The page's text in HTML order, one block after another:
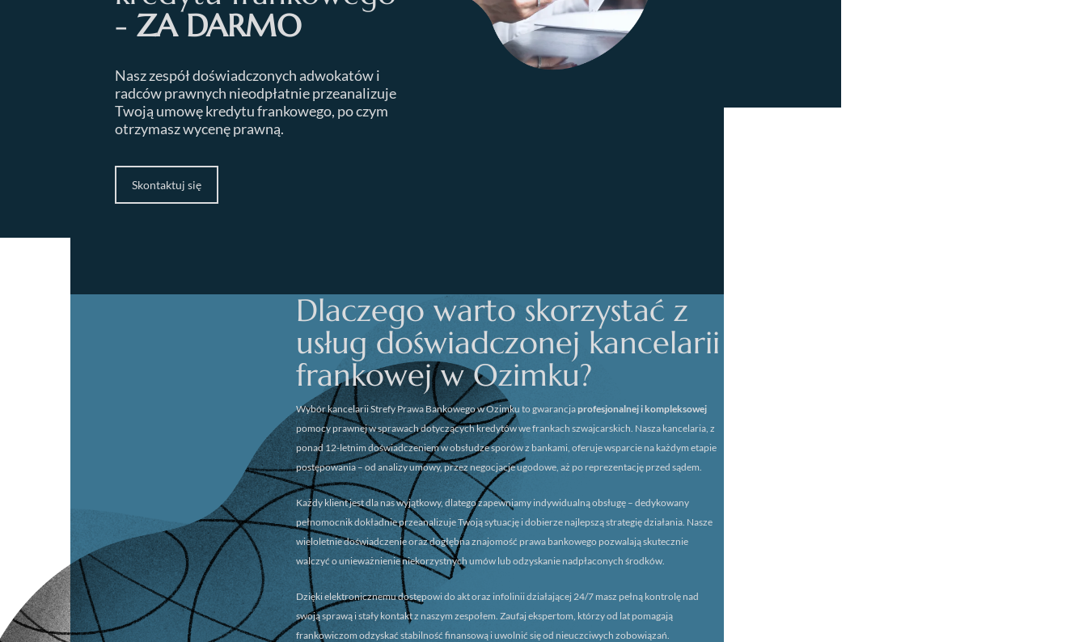
- ZA DARMO
Nasz zespół doświadczonych adwokatów i
radców prawnych nieodpłatnie przeanalizuje
Twoją umowę kredytu frankowego, po czym
otrzymasz wycenę prawną.
Skontaktuj się
Dlaczego warto skorzystać z
usług doświadczonej kancelarii
frankowej w Ozimku?
Wybór kancelariiStrefy Prawa Bankowego w Ozimku to gwarancjaprofesjonalnej i kompleksowej
pomocy prawnej w sprawach dotyczących kredytów we frankach szwajcarskich. Nasza kancelaria, z
ponad 12-letnim doświadczeniem w obsłudze sporów z bankami, oferuje wsparcie na każdym etapie
postępowania – od analizy umowy, przez negocjacje ugodowe, aż po reprezentację przed sądem.
Każdy klient jest dla nas wyjątkowy, dlatego zapewniamy indywidualną obsługę – dedykowany
pełnomocnik dokładnie przeanalizuje Twoją sytuację i dobierze najlepszą strategię działania. Nasze
wieloletnie doświadczenie oraz dogłębna znajomość prawa bankowego pozwalają skutecznie
walczyć o unieważnienie niekorzystnych umów lub odzyskanie nadpłaconych środków.
Dzięki elektronicznemu dostępowi do akt oraz infolinii działającej 24/7 masz pełną kontrolę nad
swoją sprawą i stały kontakt z naszym zespołem. Zaufaj ekspertom, którzy od lat pomagają
frankowiczom odzyskać stabilność finansową i uwolnić się od nieuczciwych zobowiązań.